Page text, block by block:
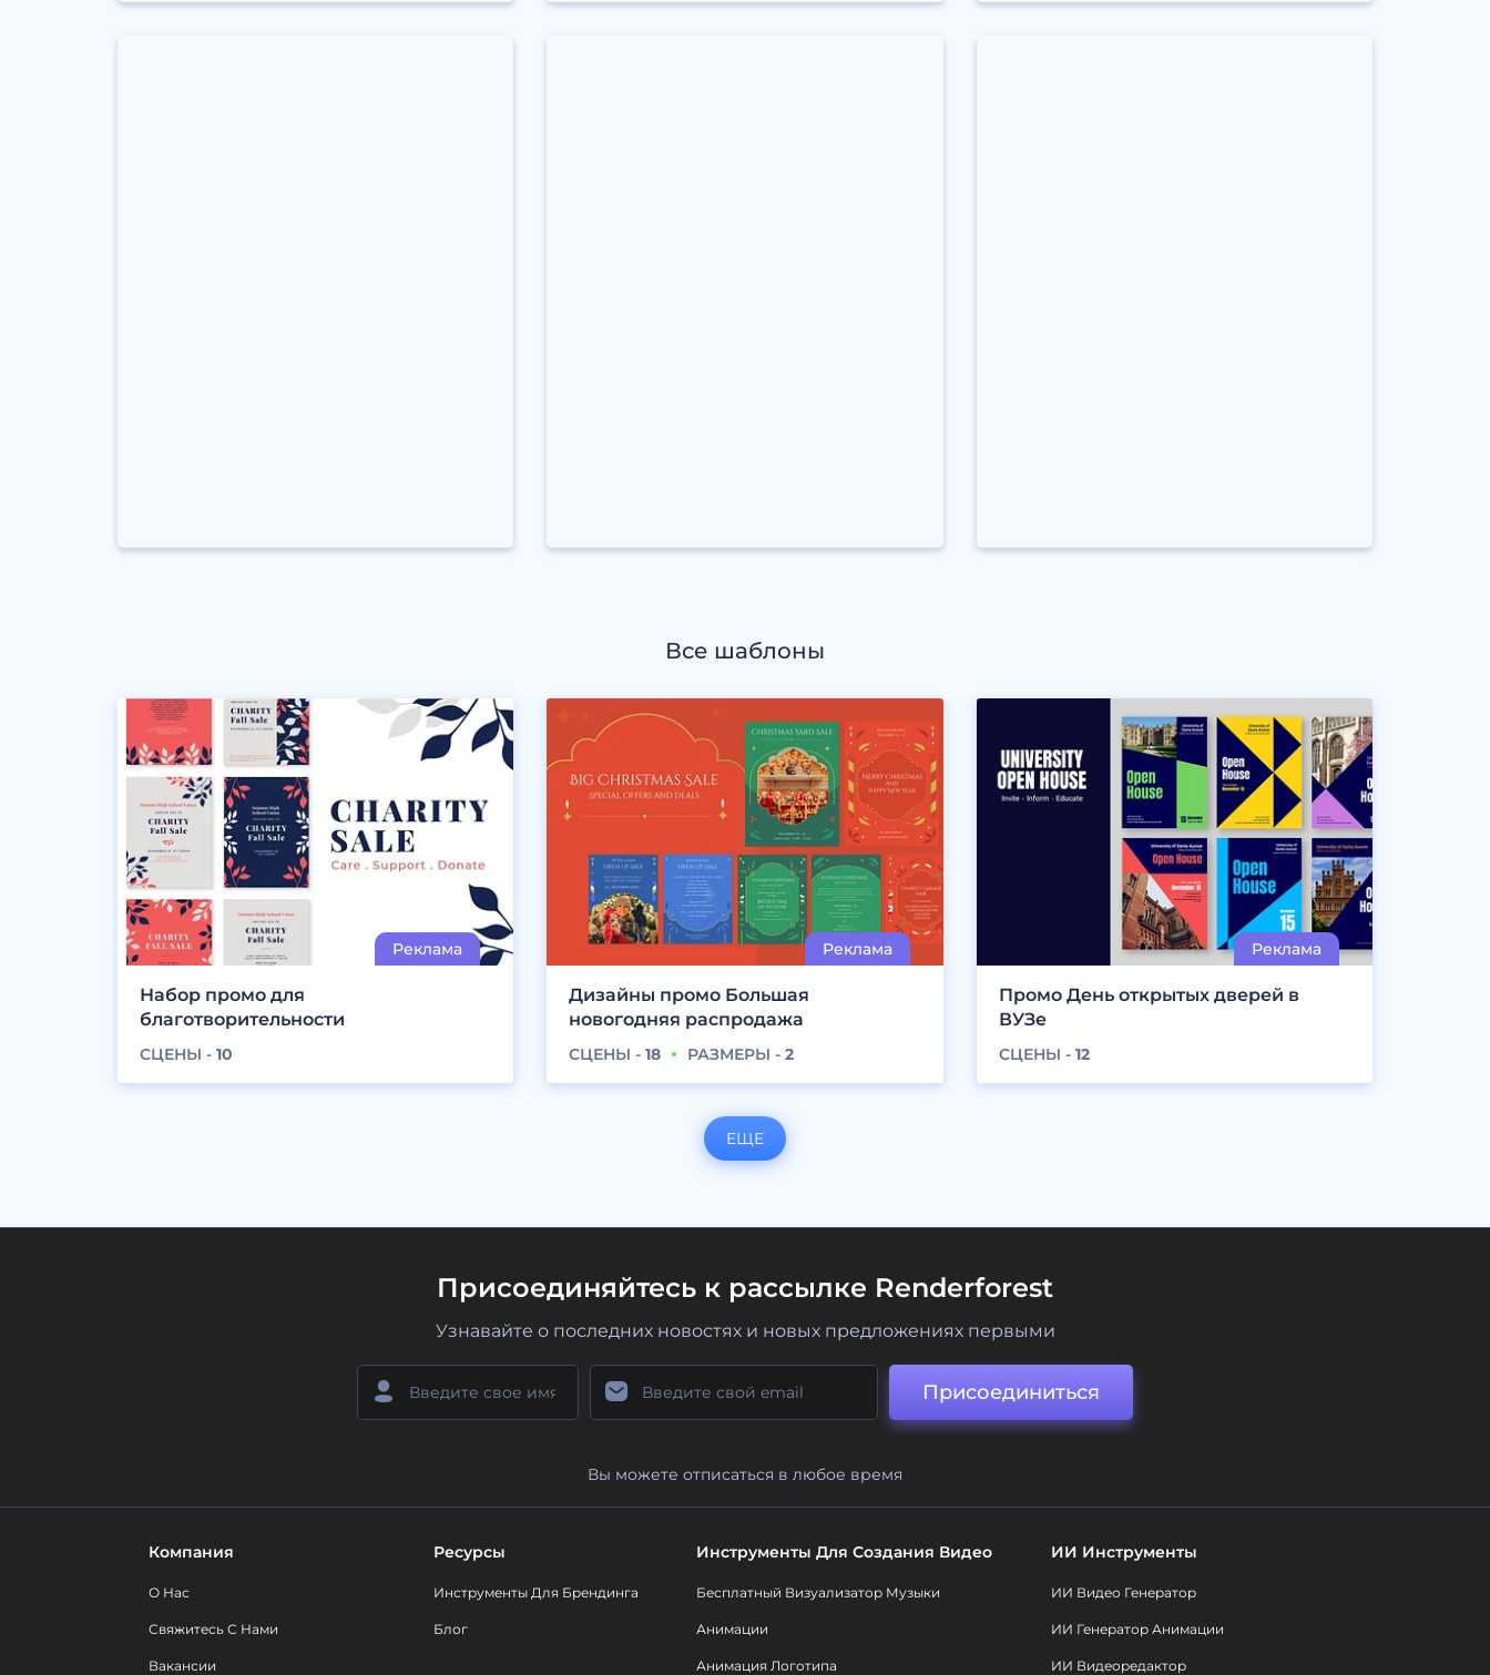
Все шаблоны
Набор промо для
благотворительности
СЦЕНЫ -10
Дизайны промо Большая
новогодняя распродажа
СЦЕНЫ -18 РАЗМЕРЫ -2
Промо День открытых дверей в
ВУЗе
СЦЕНЫ - 12
ЕЩЕ
Присоединяйтесь к рассылке Renderforest
Узнавайте о последних новостях и новых предложениях первыми
Присоединиться
Вы можете отписаться в любое время
Компания
О Нас
Свяжитесь С Нами
Вакансии
Ресурсы
Инструменты Для Брендинга
Блог
Инструменты Для Создания Видео
Бесплатный Визуализатор Музыки
Анимации
Анимация Логотипа
ИИ Инструменты
ИИ Видео Генератор
ИИ Генератор Анимации
ИИ Видеоредактор